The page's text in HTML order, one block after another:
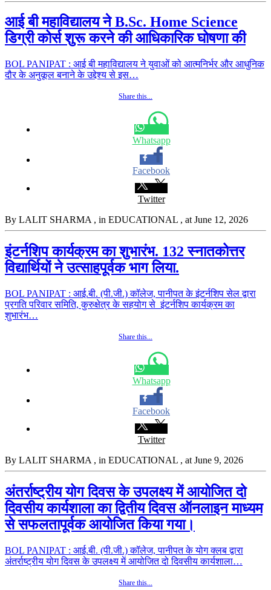
आई बी महाविद्यालय ने B.Sc. Home Science
डिग्री कोर्स शुरू करने की आधिकारिक घोषणा की
BOL PANIPAT : आई बी महाविद्यालय ने युवाओं को आत्मनिर्भर और आधुनिक
दौर के अनुकूल बनाने के उद्देश्य से इस…
Share this...
Whatsapp
Facebook
Twitter
By LALIT SHARMA , in EDUCATIONAL , at June 12, 2026
इंटर्नशिप कार्यक्रम का शुभारंभ. 132 स्नातकोत्तर
विद्यार्थियों ने उत्साहपूर्वक भाग लिया.
BOL PANIPAT : आई.बी. (पी.जी.) कॉलेज, पानीपत के इंटर्नशिप सेल द्वारा
प्रगति परिवार समिति, कुरुक्षेत्र के सहयोग से इंटर्नशिप कार्यक्रम का
शुभारंभ…
Share this...
Whatsapp
Facebook
Twitter
By LALIT SHARMA , in EDUCATIONAL , at June 9, 2026
अंतर्राष्ट्रीय योग दिवस के उपलक्ष्य में आयोजित दो
दिवसीय कार्यशाला का द्वितीय दिवस ऑनलाइन माध्यम
से सफलतापूर्वक आयोजित किया गया।
BOL PANIPAT : आई.बी. (पी.जी.) कॉलेज, पानीपत के योग क्लब द्वारा
अंतर्राष्ट्रीय योग दिवस के उपलक्ष्य में आयोजित दो दिवसीय कार्यशाला…
Share this...